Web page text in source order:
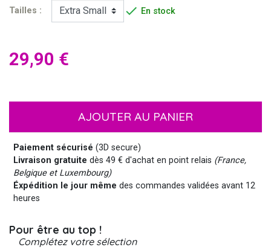
Tailles :  En stock
29,90 €
AJOUTER AU PANIER
Paiement sécurisé (3D secure)
Livraison gratuite dès 49 € d'achat en point relais (France,
Belgique et Luxembourg)
Éxpédition le jour même des commandes validées avant 12
heures
Pour être au top !
Complétez votre sélection